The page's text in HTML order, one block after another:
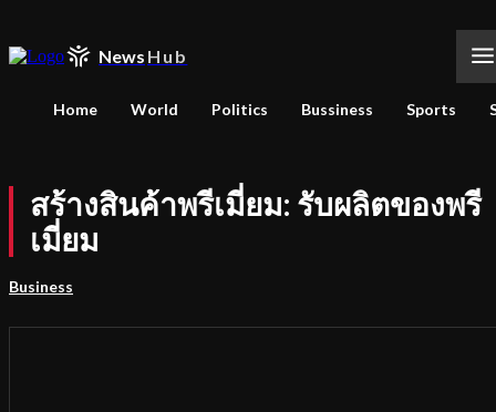
News Hub
Home World Politics Bussiness Sports
สร้างสินค้าพรีเมี่ยม: รับผลิตของพรี
เมี่ยม
Business